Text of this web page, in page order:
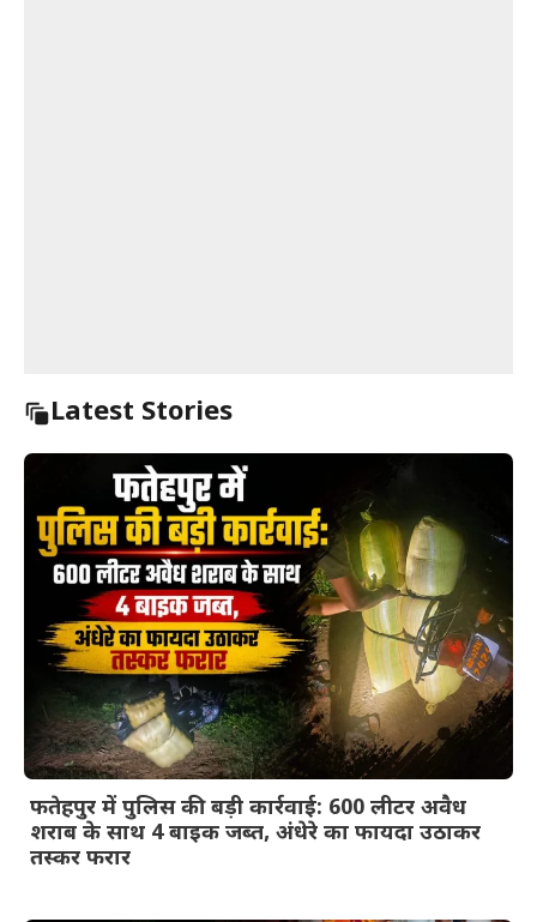
Latest Stories
फतेहपुर में पुलिस की बड़ी कार्रवाई: 600 लीटर अवैध
शराब के साथ 4 बाइक जब्त, अंधेरे का फायदा उठाकर
तस्कर फरार